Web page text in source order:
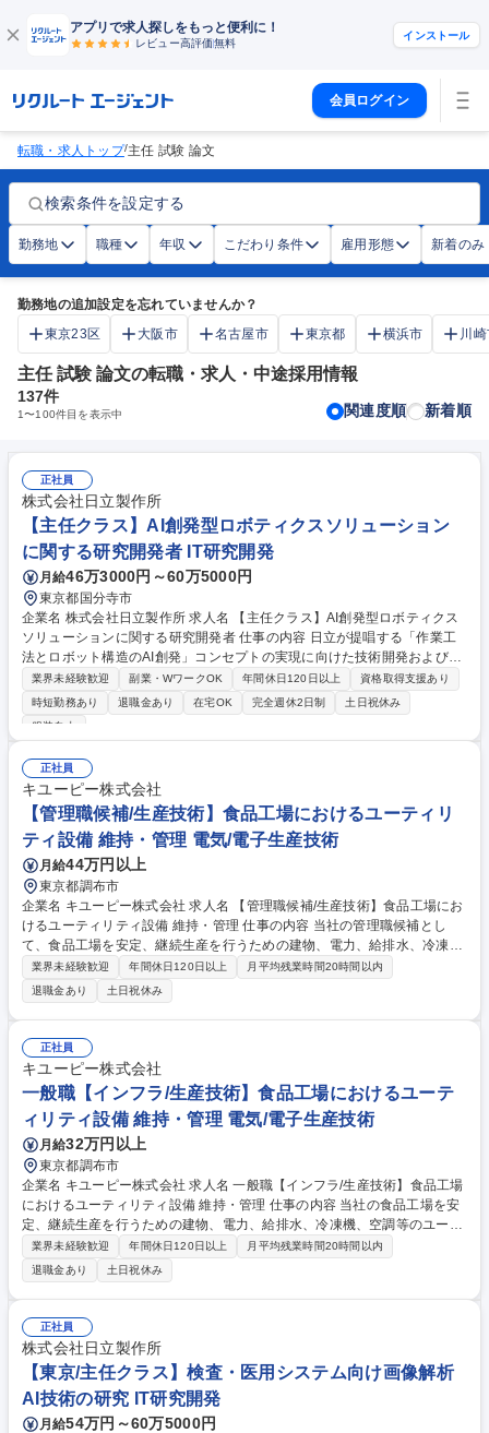
アプリで求人探しをもっと便利に！
レビュー高評価無料
インストール
会員ログイン
転職・求人トップ/主任 試験 論文
検索条件を設定する
勤務地 職種 年収 こだわり条件 雇用形態 新着のみ
勤務地の追加設定を忘れていませんか？
東京23区
大阪市 名古屋市 東京都 横浜市 川
主任 試験 論文の転職・求人・中途採用情報
137件
1〜100件目を表示中 関連度順 新着順
正社員
株式会社日立製作所
【主任クラス】AI創発型ロボティクスソリューション
に関する研究開発者 IT研究開発
月給46万3000円～60万5000円
東京都国分寺市
企業名 株式会社日立製作所 求人名 【主任クラス】AI創発型ロボティクス
ソリューションに関する研究開発者 仕事の内容 日立が提唱する「作業工
法とロボット構造のAI創発」コンセプトの実現に向けた技術開発およびロ
ボットシステムの試作・検証を担当します。 【職務詳細】上長からの指導
を受けながら、組織が掲げる技術コンセプト実現に向けた研究開発の特定
の目標を達成すべく、確立されたリサーチシステム内で研究開発業務を推
る「作業工法とロボット構造のAI創発」コンセプト実現に向けた技術開発
やロボットシステム試作検証の一部を担当します。 募集職種 【主任クラ
ス】AI創発型ロボティクスソリューションに関する研究開発者
業界未経験歓迎 副業・WワークOK 年間休日120日以上
資格取得支援あり
時短勤務あり
退職金あり 在宅OK 完全週休2日制
土日祝休み
服装自由
正社員
キユーピー株式会社
【管理職候補/生産技術】食品工場におけるユーティリ
ティ設備 維持・管理 電気/電子生産技術
月給44万円以上
東京都調布市
企業名 キユーピー株式会社 求人名 【管理職候補/生産技術】食品工場にお
けるユーティリティ設備 維持・管理 仕事の内容 当社の管理職候補とし
て、食品工場を安定、継続生産を行うための建物、電力、給排水、冷凍
機、空調等のユーティリティ設備維持、管理業務の支援をお任せいたしま
す。 ご入社後は、各工場と2週間に1回MTGをしながら、生産工場におけ
るユーティリティ設備の運用把握と安定稼働に向けた実務支援活動を担当
していただきます。また、計画的に安定稼働が実現できる管理業務や地球
環境に沿った運用指導を行っていただきます。 募集職種 【管理職候補/生
産技術】食品工場におけるユーティリティ設備 維持・管理
業界未経験歓迎 年間休日120日以上
月平均残業時間20時間以内
退職金あり
土日祝休み
正社員
キユーピー株式会社
一般職【インフラ/生産技術】食品工場におけるユーテ
ィリティ設備 維持・管理 電気/電子生産技術
月給32万円以上
東京都調布市
企業名 キユーピー株式会社 求人名 一般職【インフラ/生産技術】食品工場
におけるユーティリティ設備 維持・管理 仕事の内容 当社の食品工場を安
定、継続生産を行うための建物、電力、給排水、冷凍機、空調等のユーテ
ィリティ設備維持、管理業務の支援と災害リスク対応、持続可能な資源循
環型廃棄物処理の運用支援をお任せいたします。 ご入社後は、各工場と2
週間に1回MTGをしながら、生産工場におけるユーティリティ設備の運用
把握と安定稼働に向けた実務支援活動を担当していただきます。将来的に
は、計画的に安定稼働が実現できる管理業務や地球環境に沿った運用指導
を行っていただきます。 ※入社後QP工場実習を経験、現地課題の習得。
食品工場の施設インフラ工程と設備の連動部等を習得、実践経験積んでい
ただきます。 募集職種 一般職【インフラ/生産技術】食品工場におけるユ
ーティリティ設備 維持・管理
業界未経験歓迎 年間休日120日以上
月平均残業時間20時間以内
退職金あり
土日祝休み
正社員
株式会社日立製作所
【東京/主任クラス】検査・医用システム向け画像解析
AI技術の研究 IT研究開発
月給54万円～60万5000円